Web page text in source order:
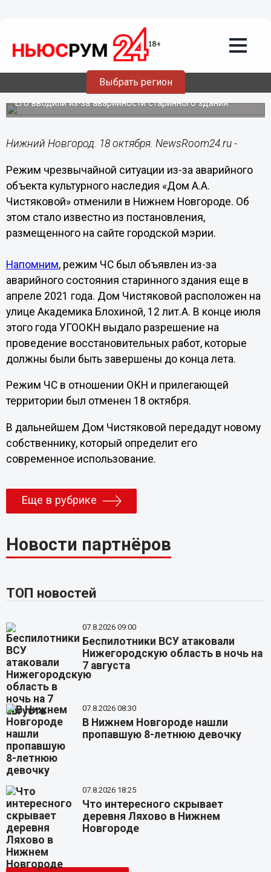
Выбрать регион
18.10.202318:43
Режим ЧС отменили из-за ОКН «Дом
А.А. Чистяковой» в Нижнем Новгороде
Его вводили из-за аварийности старинного здания.
Нижний Новгород. 18 октября. NewsRoom24.ru -
Режим чрезвычайной ситуации из-за аварийного
объекта культурного наследия «Дом А.А.
Чистяковой» отменили в Нижнем Новгороде. Об
этом стало известно из постановления,
размещенного на сайте городской мэрии.
Напомним, режим ЧС был объявлен из-за
аварийного состояния старинного здания еще в
апреле 2021 года. Дом Чистяковой расположен на
улице Академика Блохиной, 12 лит.А. В конце июля
этого года УГООКН выдало разрешение на
проведение восстановительных работ, которые
должны были быть завершены до конца лета.
Режим ЧС в отношении ОКН и прилегающей
территории был отменен 18 октября.
В дальнейшем Дом Чистяковой передадут новому
собственнику, который определит его
современное использование.
Еще в рубрике
Новости партнёров
ТОП новостей
07.8.2026 09:00
Беспилотники ВСУ атаковали
Нижегородскую область в ночь на
7 августа
07.8.2026 08:30
В Нижнем Новгороде нашли
пропавшую 8-летнюю девочку
07.8.2026 18:25
Что интересного скрывает
деревня Ляхово в Нижнем
Новгороде